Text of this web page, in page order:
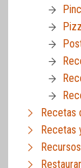
Recetas
Recetas